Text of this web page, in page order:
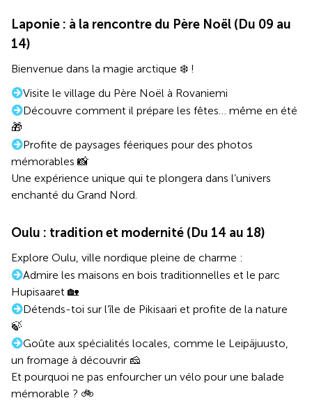
Laponie : à la rencontre du Père Noël (Du 09 au
14)
Bienvenue dans la magie arctique ❄️ !
Visite le village du Père Noël à Rovaniemi
Découvre comment il prépare les fêtes… même en été
🎁
Profite de paysages féeriques pour des photos
mémorables 📸
Une expérience unique qui te plongera dans l’univers
enchanté du Grand Nord.
Oulu : tradition et modernité (Du 14 au 18)
Explore Oulu, ville nordique pleine de charme :
Admire les maisons en bois traditionnelles et le parc
Hupisaaret 🏡
Détends-toi sur l’île de Pikisaari et profite de la nature
🍃
Goûte aux spécialités locales, comme le Leipäjuusto,
un fromage à découvrir 🧀
Et pourquoi ne pas enfourcher un vélo pour une balade
mémorable ? 🚲